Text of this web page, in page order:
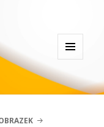
I
WIDGETY